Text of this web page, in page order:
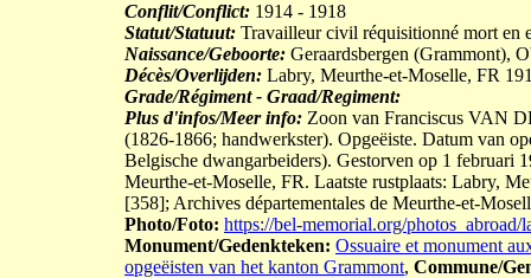
Conflit/Conflict: 1914 - 1918
Statut/Statuut: Travailleur civil réquisitionné mort en
Naissance/Geboorte: Geraardsbergen (Grammont),
Décès/Overlijden: Labry, Meurthe-et-Moselle, FR
Grade/Régiment - Graad/Regiment:
Plus d'infos/Meer info: Zoon van Franciscus VAN
(1826-1866; handwerkster). Opgeëiste. Datum van
Belgische dwangarbeiders). Gestorven op 1 februari
Meurthe-et-Moselle, FR. Laatste rustplaats: Labry,
[358]; Archives départementales de Meurthe-et-
Photo/Foto: https://bel-memorial.org/
Monument/Gedenkteken: Ossuaire et monument
opgeëisten van het kanton Grammont, Commune/